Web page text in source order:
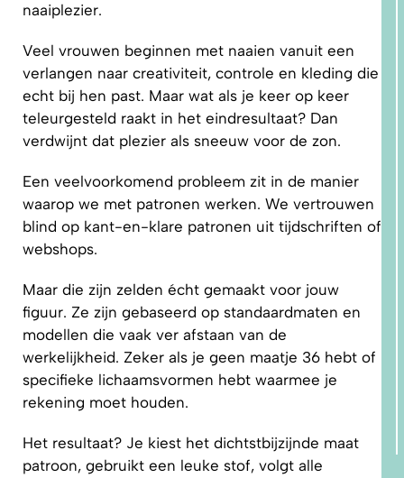
naaiplezier.
Veel vrouwen beginnen met naaien vanuit een
verlangen naar creativiteit, controle en kleding die
echt bij hen past. Maar wat als je keer op keer
teleurgesteld raakt in het eindresultaat? Dan
verdwijnt dat plezier als sneeuw voor de zon.
Een veelvoorkomend probleem zit in de manier
waarop we met patronen werken. We vertrouwen
blind op kant-en-klare patronen uit tijdschriften of
webshops.
Maar die zijn zelden écht gemaakt voor jouw
figuur. Ze zijn gebaseerd op standaardmaten en
modellen die vaak ver afstaan van de
werkelijkheid. Zeker als je geen maatje 36 hebt of
specifieke lichaamsvormen hebt waarmee je
rekening moet houden.
Het resultaat? Je kiest het dichtstbijzijnde maat
patroon, gebruikt een leuke stof, volgt alle